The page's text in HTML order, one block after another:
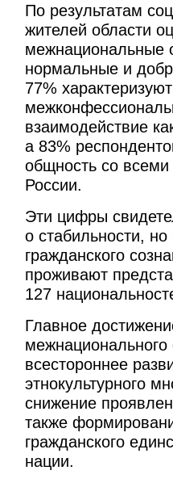
По результатам
жителей области
межнациональные
нормальные и
77% характеризуют
взаимодействие
а 83%
общность со
России.
Эти цифры
о стабильности, но
гражданского
проживают
127
Главное
межнационального
всестороннее
этнокультурного
снижение
также
гражданского
нации.